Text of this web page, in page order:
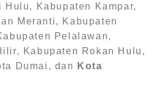
Kabupaten Kampar,
Meranti, Kabupaten
Pelalawan,
Kabupaten Rokan Hulu,
Dumai, dan
Kota